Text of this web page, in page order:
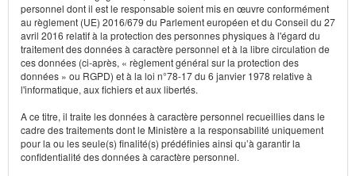
personnel dont il est le responsable soient mis en œuvre conformément
au règlement (UE) 2016/679 du Parlement européen et du Conseil du 27
avril 2016 relatif à la protection des personnes physiques à l'égard du
traitement des données à caractère personnel et à la libre circulation de
ces données (ci-après, « règlement général sur la protection des
données » ou RGPD) et à la loi n°78-17 du 6 janvier 1978 relative à
l'informatique, aux fichiers et aux libertés.
A ce titre, il traite les données à caractère personnel recueillies dans le
cadre des traitements dont le Ministère a la responsabilité uniquement
pour la ou les seule(s) finalité(s) prédéfinies ainsi qu’à garantir la
confidentialité des données à caractère personnel.